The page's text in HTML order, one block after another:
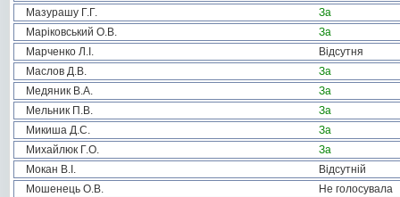
Мазурашу Г.Г.
За
Маріковський О.В.
За
Марченко Л.І.
Відсутня
Маслов Д.В.
За
Медяник В.А.
За
Мельник П.В.
За
Микиша Д.С.
За
Михайлюк Г.О.
За
Мокан В.І.
Відсутній
Мошенець О.В.
Не голосувала